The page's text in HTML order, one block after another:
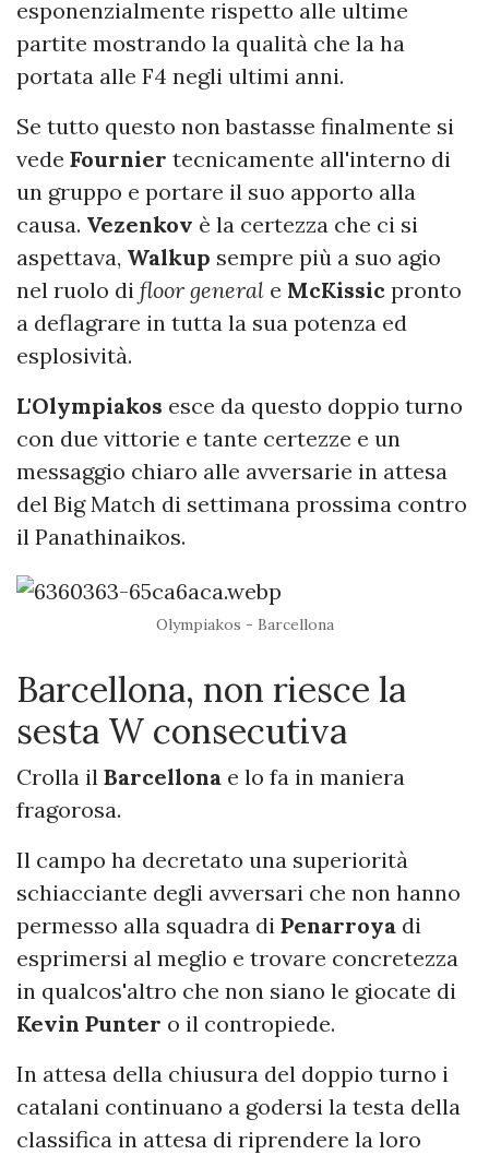
esponenzialmente rispetto alle ultime
partite mostrando la qualità che la ha
portata alle F4 negli ultimi anni.
Se tutto questo non bastasse finalmente si
vede Fournier tecnicamente all'interno di
un gruppo e portare il suo apporto alla
causa. Vezenkov è la certezza che ci si
aspettava, Walkup sempre più a suo agio
nel ruolo di floor general e McKissic pronto
a deflagrare in tutta la sua potenza ed
esplosività.
L'Olympiakos esce da questo doppio turno
con due vittorie e tante certezze e un
messaggio chiaro alle avversarie in attesa
del Big Match di settimana prossima contro
il Panathinaikos.
Olympiakos - Barcellona
Barcellona, non riesce la
sesta W consecutiva
Crolla il Barcellona e lo fa in maniera
fragorosa.
Il campo ha decretato una superiorità
schiacciante degli avversari che non hanno
permesso alla squadra di Penarroya di
esprimersi al meglio e trovare concretezza
in qualcos'altro che non siano le giocate di
Kevin Punter o il contropiede.
In attesa della chiusura del doppio turno i
catalani continuano a godersi la testa della
classifica in attesa di riprendere la loro